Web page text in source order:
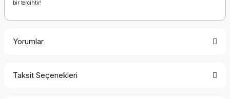
bir tercihtir!
Yorumlar
Taksit Seçenekleri